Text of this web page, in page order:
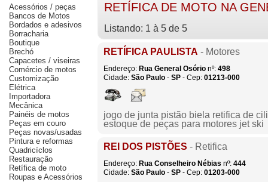
Acessórios / peças
Bancos de Motos
Bordados e adesivos
Borracharia
Boutique
Brechó
Capacetes / viseiras
Comércio de motos
Customização
Elétrica
Importadora
Mecânica
Painéis de motos
Peças em couro
Peças novas/usadas
Pintura e reformas
Quadricíclos
Restauração
Retífica de moto
Roupas e Acessórios
RETÍFICA DE MOTO NA
Listando: 1 à 5 de 5
RETÍFICA PAULISTA - Motores
Endereço: Rua General Osório nº: 498
Cidade: São Paulo - SP - Cep: 01213-000
jogo de junta pistão biela retifica de
estoque de peças para motores jet ski
REI DOS PISTÕES - Retifica
Endereço: Rua Conselheiro Nébias nº: 444
Cidade: São Paulo - SP - Cep: 01203-000